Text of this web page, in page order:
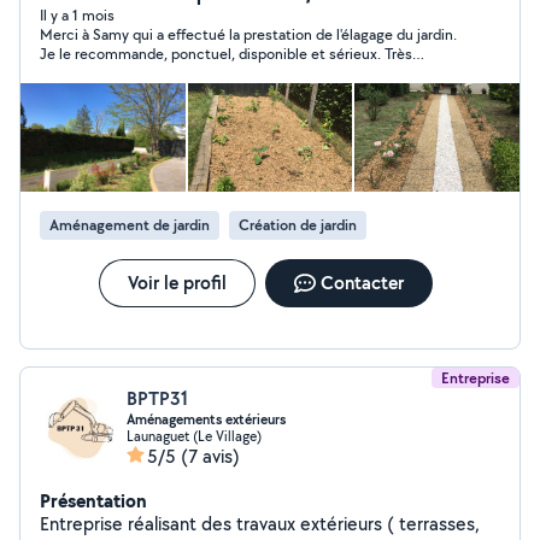
l'entretien d'un jardin.
Il y a 1 mois
Merci à Samy qui a effectué la prestation de l'élagage du jardin.
Je le recommande, ponctuel, disponible et sérieux. Très
Aménagement de jardin Création de jardin
Voir le profil Contacter
Entreprise
BPTP31
Aménagements extérieurs
Launaguet (Le Village)
5/5 (7 avis)
Présentation
Entreprise réalisant des travaux extérieurs ( terrasses,